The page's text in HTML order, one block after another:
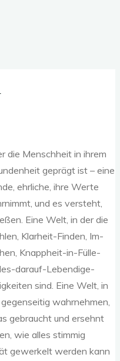
die Menschheit in ihrem
geprägt ist – eine
ehrliche, ihre Werte
und es versteht,
Eine Welt, in der die
Klarheit-Finden, Im-
Knappheit-in-Fülle-
darauf-Lebendige-
sind. Eine Welt, in
wahrnehmen,
gebraucht und ersehnt
wie alles stimmig
gewerkelt werden kann